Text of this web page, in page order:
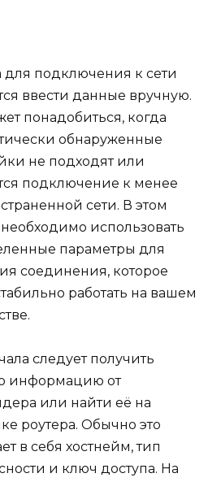
для подключения к сети
ввести данные вручную.
понадобиться, когда
обнаруженные
не подходят или
подключение к менее
сети. В этом
использовать
параметры для
соединения, которое
работать на вашем
следует получить
информацию от
или найти её на
роутера. Обычно это
в себя хостнейм, тип
и ключ доступа. На